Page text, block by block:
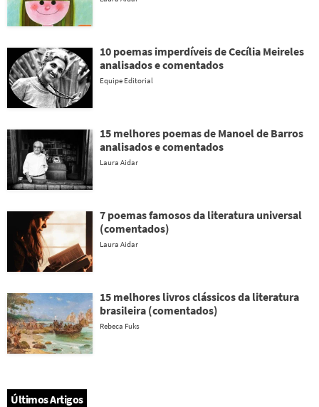
10 poemas imperdíveis de Cecília Meireles
analisados e comentados
Equipe Editorial
15 melhores poemas de Manoel de Barros
analisados e comentados
Laura Aidar
7 poemas famosos da literatura universal
(comentados)
Laura Aidar
15 melhores livros clássicos da literatura
brasileira (comentados)
Rebeca Fuks
Últimos Artigos